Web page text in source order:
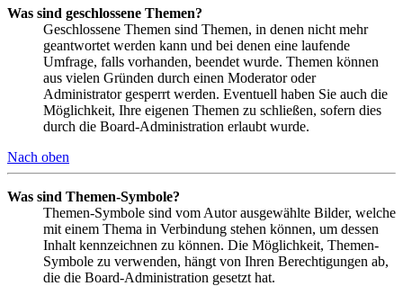
Was sind geschlossene Themen?
Geschlossene Themen sind Themen, in denen nicht mehr
geantwortet werden kann und bei denen eine laufende
Umfrage, falls vorhanden, beendet wurde. Themen können
aus vielen Gründen durch einen Moderator oder
Administrator gesperrt werden. Eventuell haben Sie auch die
Möglichkeit, Ihre eigenen Themen zu schließen, sofern dies
durch die Board-Administration erlaubt wurde.
Nach oben
Was sind Themen-Symbole?
Themen-Symbole sind vom Autor ausgewählte Bilder, welche
mit einem Thema in Verbindung stehen können, um dessen
Inhalt kennzeichnen zu können. Die Möglichkeit, Themen-
Symbole zu verwenden, hängt von Ihren Berechtigungen ab,
die die Board-Administration gesetzt hat.